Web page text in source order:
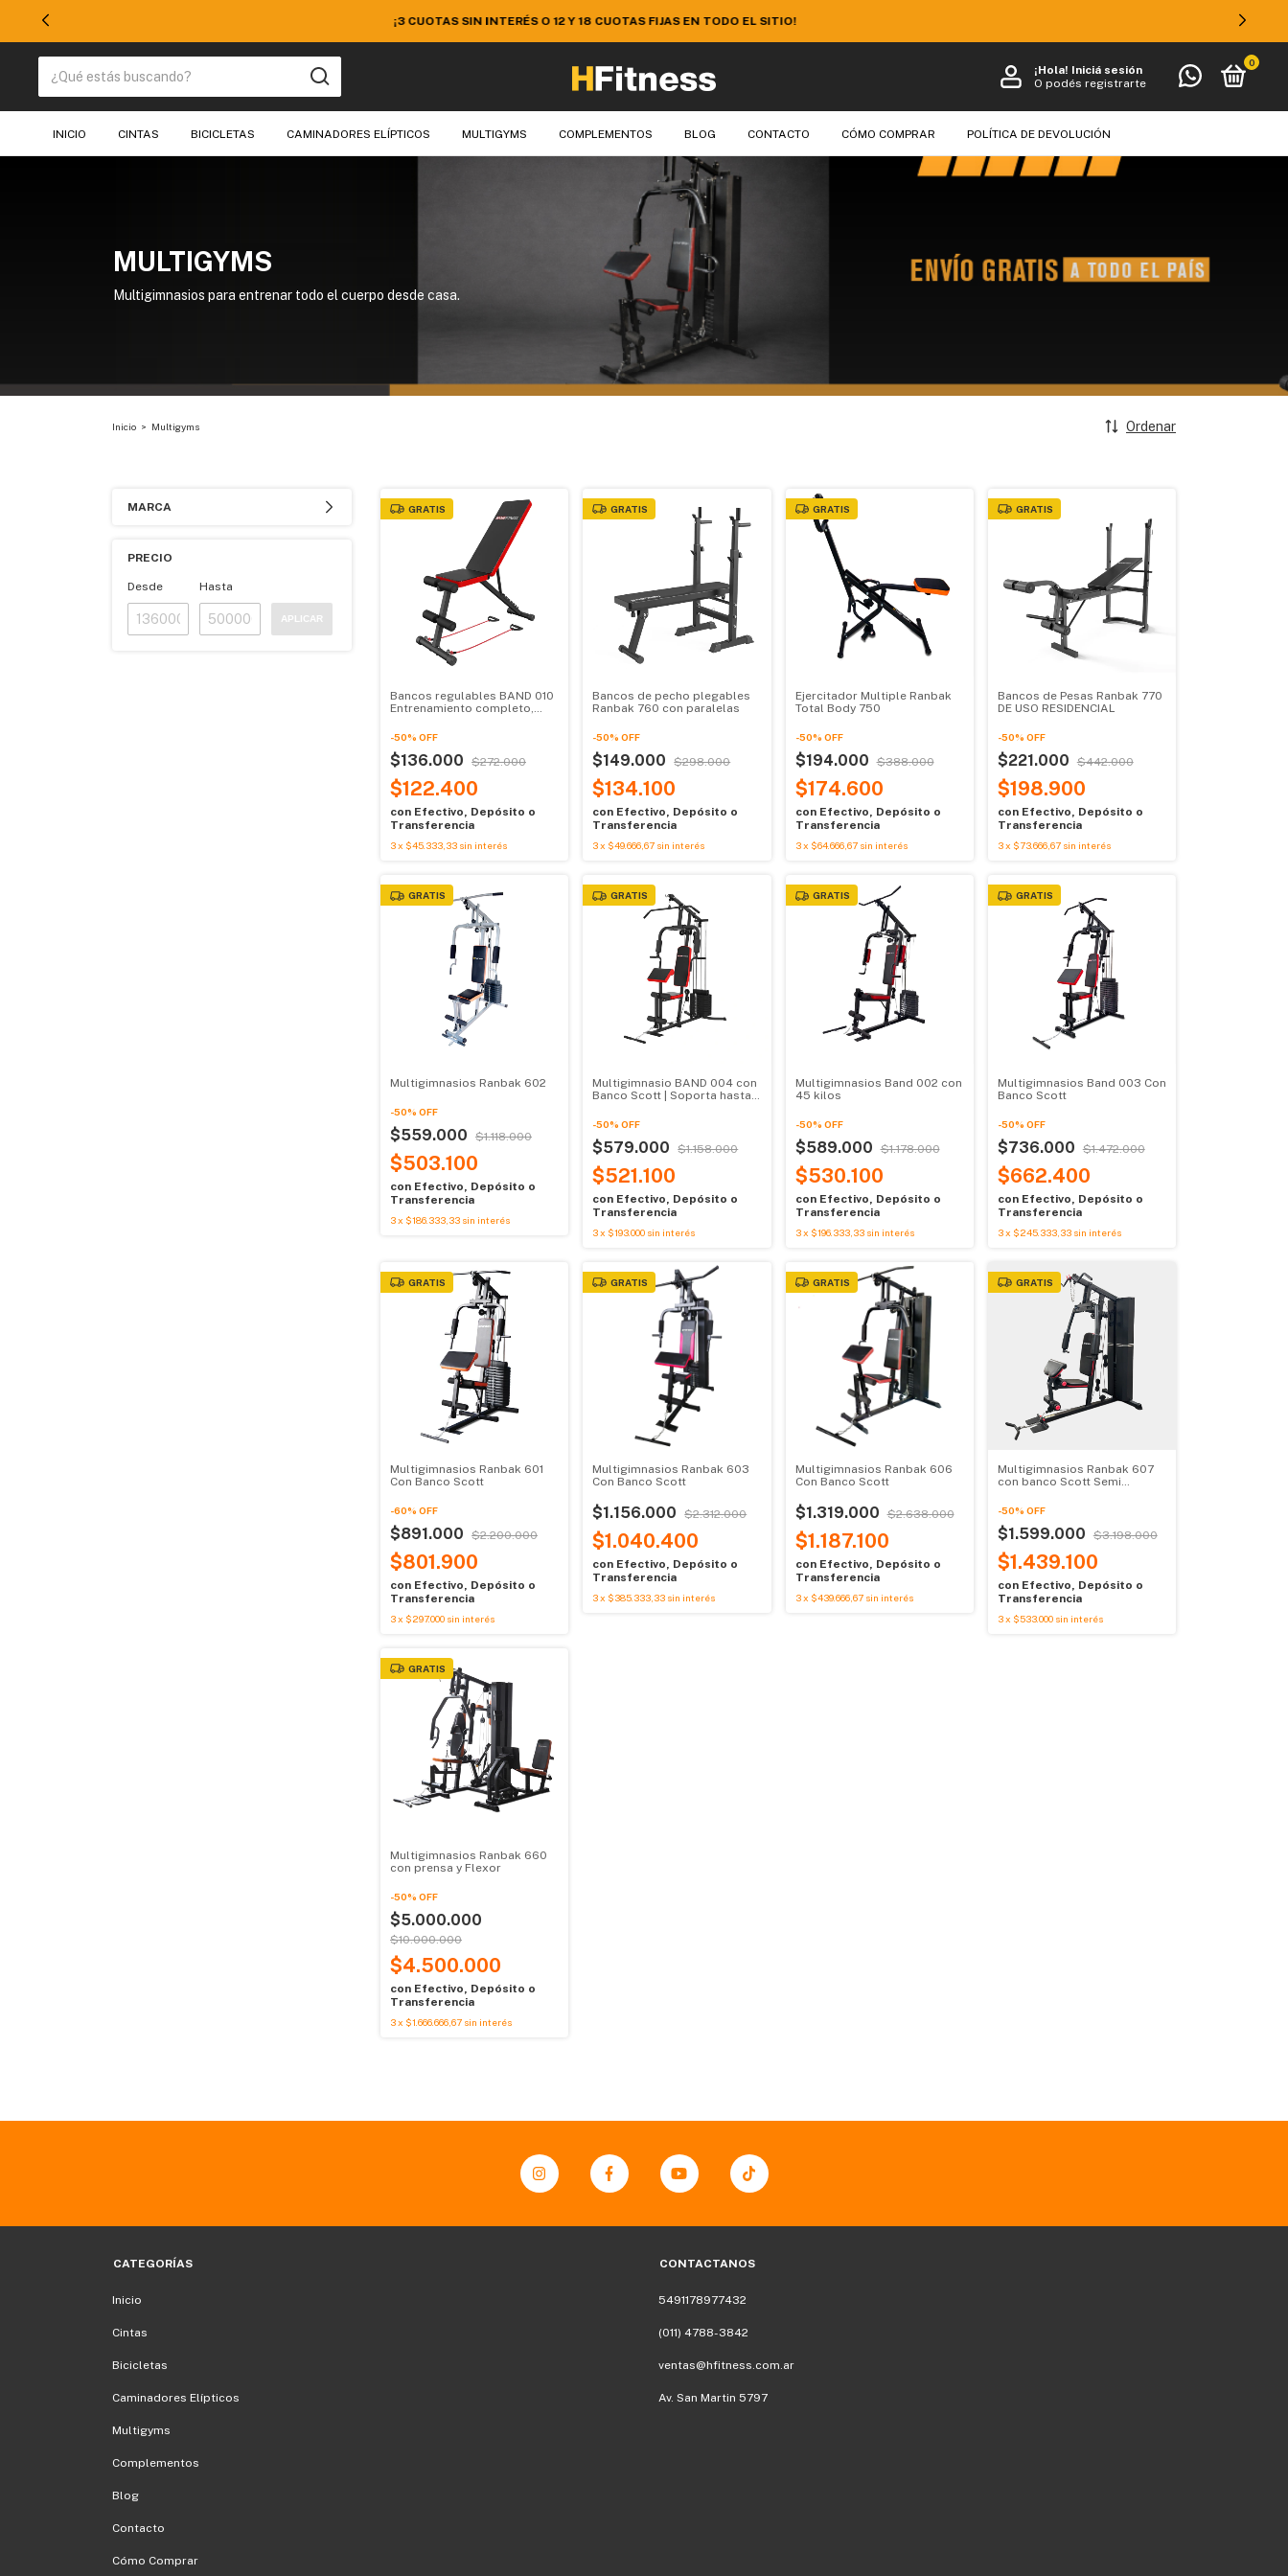
50% EN TODO EL SITIO ¡APROVECHÁ 10% EXTRA DE DESCUENTO EN EFECTIVO O TRANSFERENCIA!
¡Hola! Iniciá sesión
O podés registrarte
0
INICIO CINTAS BICICLETAS CAMINADORES ELÍPTICOS MULTIGYMS COMPLEMENTOS BLOG CONTACTO CÓMO COMPRAR POLÍTICA DE DEVOLUCIÓN
MULTIGYMS
Multigimnasios para entrenar todo el cuerpo desde casa.
Inicio > Multigyms Ordenar
MARCA
PRECIO
Desde Hasta
APLICAR
GRATIS
Bancos regulables BAND 010
Entrenamiento completo,
-50% OFF
$136.000 $272.000
$122.400
con Efectivo, Depósito o
Transferencia
3x $45.333,33 sin interés
GRATIS
Bancos de pecho plegables
Ranbak 760 con paralelas
-50%OFF
$149.000 $298.000
$134.100
con Efectivo, Depósito o
Transferencia
3x $49.666,67 sin interés
GRATIS
Ejercitador Multiple Ranbak
Total Body 750
-50% OFF
$194.000 $388.000
$174.600
con Efectivo, Depósito o
Transferencia
3 x $64.666,67 sin interés
GRATIS
Bancos de Pesas Ranbak 770
DE USO RESIDENCIAL
-50% OFF
$221.000 $442.000
$198.900
con Efectivo, Depósito o
Transferencia
3x $73.666,67 sin interés
GRATIS
Multigimnasios Ranbak 602
-50% OFF
$559.000 $1.118.000
$503.100
con Efectivo, Depósito o
Transferencia
3x $186.333,33 sin interés
GRATIS
Multigimnasio BAND 004 con
Banco Scott | Soporta hasta
-50%OFF
$579.000 $1.158.000
$521.100
con Efectivo, Depósito o
Transferencia
3x $193.000 sin interés
GRATIS
Multigimnasios Band 002 con
45 kilos
-50% OFF
$589.000 $1.178.000
$530.100
con Efectivo, Depósito o
Transferencia
3 x $196.333,33 sin interés
GRATIS
Multigimnasios Band 003 Con
Banco Scott
-50% OFF
$736.000 $1.472.000
$662.400
con Efectivo, Depósito o
Transferencia
3x $245.333,33 sin interés
GRATIS
Multigimnasios Ranbak 601
Con Banco Scott
-60% OFF
$891.000 $2.200.000
$801.900
con Efectivo, Depósito o
Transferencia
3x $297.000 sin interés
GRATIS
Multigimnasios Ranbak 603
Con Banco Scott
$1.156.000 $2.312.000
$1.040.400
con Efectivo, Depósito o
Transferencia
3x $385.333,33 sin interés
GRATIS
Multigimnasios Ranbak 606
Con Banco Scott
$1.319.000 $2.638.000
$1.187.100
con Efectivo, Depósito o
Transferencia
3 x $439.666,67 sin interés
GRATIS
Multigimnasios Ranbak 607
con banco Scott Semi
-50% OFF
$1.599.000 $3.198.000
$1.439.100
con Efectivo, Depósito o
Transferencia
3x $533.000 sin interés
GRATIS
Multigimnasios Ranbak 660
con prensa y Flexor
-50% OFF
$5.000.000
$10.000.000
$4.500.000
con Efectivo, Depósito o
Transferencia
3x $1.666.666,67 sin interés
CATEGORÍAS
Inicio
Cintas
Bicicletas
Caminadores Elípticos
Multigyms
Complementos
Blog
Contacto
Cómo Comprar
CONTACTANOS
5491178977432
(011) 4788-3842
ventas@hfitness.com.ar
Av. San Martin 5797